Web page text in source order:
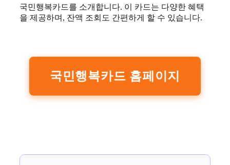
국민행복카드를 소개합니다. 이 카드는 다양한 혜택
을 제공하며, 잔액 조회도 간편하게 할 수 있습니다.
국민행복카드 홈페이지